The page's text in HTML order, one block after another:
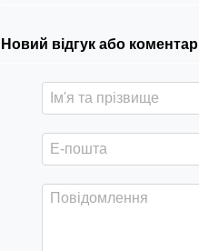
Новий відгук або коментар